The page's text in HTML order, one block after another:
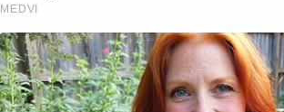
MEDVI